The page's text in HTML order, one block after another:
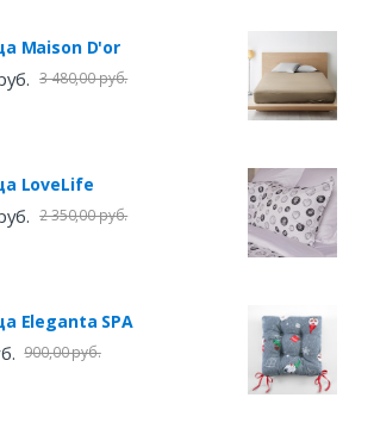
Полотенца Maison D'or
3 480,00 руб.
Полотенца LoveLife
2 350,00 руб.
Полотенца Eleganta SPA
900,00 руб.